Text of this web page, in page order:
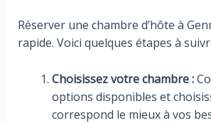
Réserver une chambre d’hôte à
rapide. Voici quelques étapes à
Choisissez votre chambre :
options disponibles et
correspond le mieux à vos